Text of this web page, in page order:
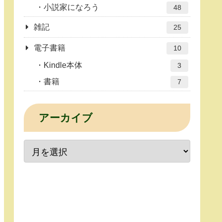
小説家になろう 48
雑記 25
電子書籍 10
Kindle本体 3
書籍 7
アーカイブ